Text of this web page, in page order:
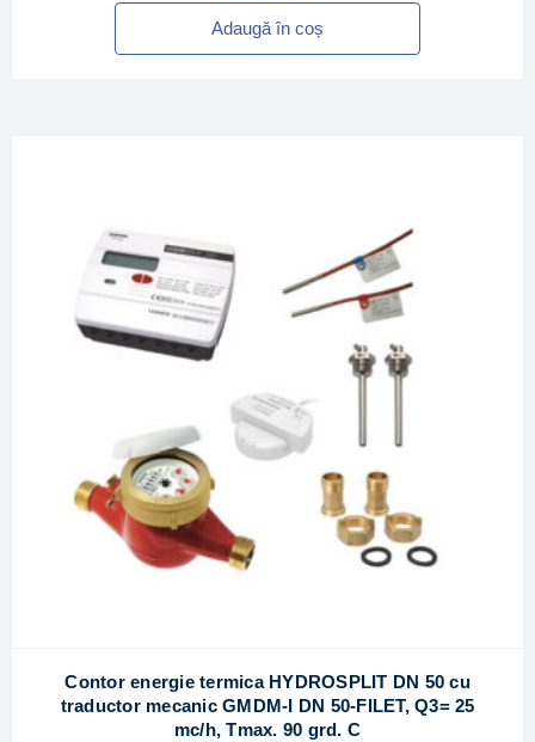
Adaugă în coș
Contor energie termica HYDROSPLIT DN 50 cu
traductor mecanic GMDM-I DN 50-FILET, Q3= 25
mc/h, Tmax. 90 grd. C